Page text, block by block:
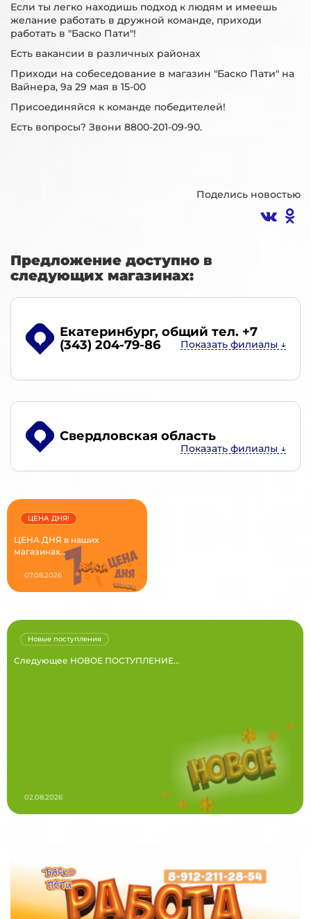
Если ты легко находишь подход к людям и имеешь
желание работать в дружной команде, приходи
работать в "Баско Пати"!
Есть вакансии в различных районах
Приходи на собеседование в магазин "Баско Пати" на
Вайнера, 9а 29 мая в 15-00
Присоединяйся к команде победителей!
Есть вопросы? Звони 8800-201-09-90.
Поделись новостью
Предложение доступно в
следующих магазинах:
Екатеринбург, общий тел. +7
(343) 204-79-86
Свердловская область
ЦЕНА ДНЯ в наших
магазинах...
ЦЕНА ДНЯ!
07.08.2026
Следующее НОВОЕ ПОСТУПЛЕНИЕ...
Новые поступления
02.08.2026